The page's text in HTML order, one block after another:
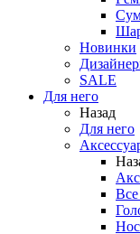
Новинки
SALE
Для него
Назад
Для него
Все